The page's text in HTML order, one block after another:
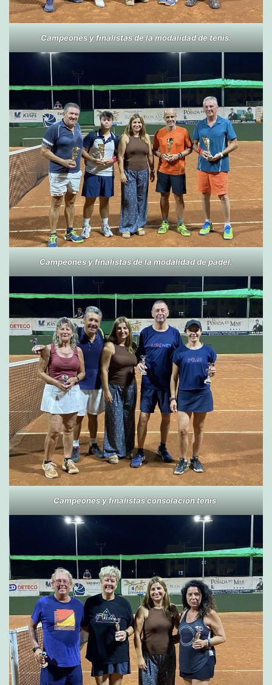
Campeones y finalistas de la modalidad de tenis.
Campeones y finalistas de la modalidad de pádel.
Campeones y finalistas consolación tenis.